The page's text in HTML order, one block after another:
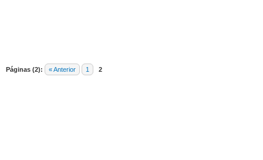
Páginas (2): « Anterior 1 2